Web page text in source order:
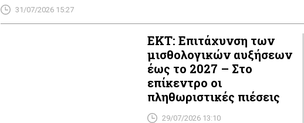
τον γεωπολιτικό κίνδυνο, ο οποίος αποτελεί βασική εποπτική προτεραιότητα
για την περίοδο 2026-28. Στόχος είναι […]
31/07/2026 15:27
ΕΚΤ: Επιτάχυνση των
μισθολογικών αυξήσεων
έως το 2027 – Στο
επίκεντρο οι
πληθωριστικές πιέσεις
29/07/2026 13:10